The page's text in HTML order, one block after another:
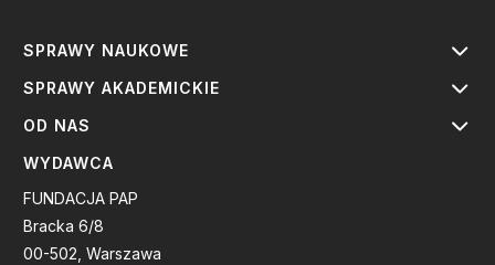
SPRAWY NAUKOWE
SPRAWY AKADEMICKIE
OD NAS
WYDAWCA
FUNDACJA PAP
Bracka 6/8
00-502, Warszawa